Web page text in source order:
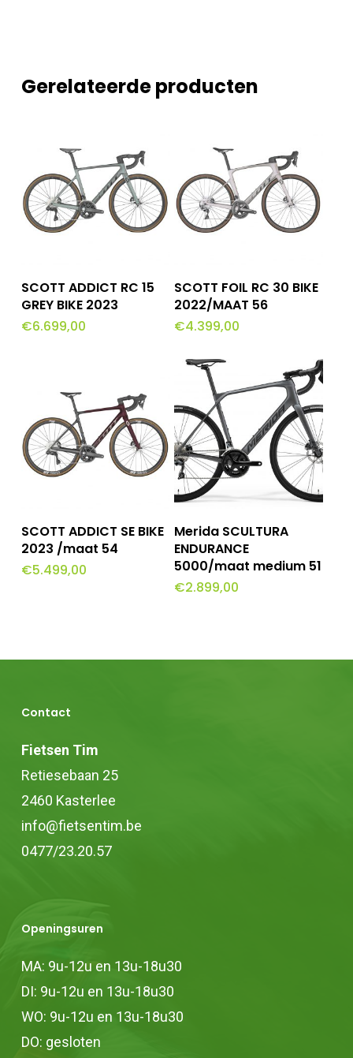
Gerelateerde producten
Opties Selecteren
product
heeft
optie
kan
gekozen
op
de
productpagina
SCOTT ADDICT RC 15
GREY BIKE 2023
€6.699,00
Toevoegen Aan
Winkelwagen
SCOTT FOIL RC 30 BIKE
2022/MAAT 56
€4.399,00
Toevoegen Aan
Winkelwagen
SCOTT ADDICT SE BIKE
2023 /maat 54
€5.499,00
Lees Meer
Merida SCULTURA
ENDURANCE
5000/maat medium 51
€2.899,00
Contact
Fietsen Tim
Retiesebaan 25
2460 Kasterlee
info@fietsentim.be
0477/23.20.57
Openingsuren
MA: 9u-12u en 13u-18u30
DI: 9u-12u en 13u-18u30
WO: 9u-12u en 13u-18u30
DO: gesloten